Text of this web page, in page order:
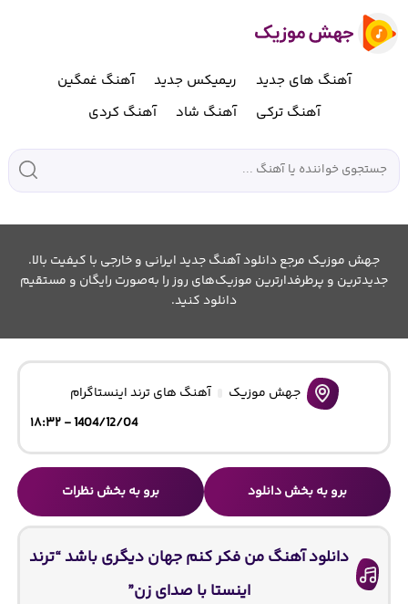
آهنگ های جدید ریمیکس جدید
آهنگ غمگین
آهنگ ترکی
آهنگ شاد آهنگ کردی
جهش موزیک مرجع دانلود آهنگ جدید ایرانی و خارجی با کیفیت بالا.
جدیدترین و پرطرفدارترین موزیک‌های روز را به‌صورت رایگان و مستقیم
دانلود کنید.
جهش موزیک
آهنگ های ترند اینستاگرام
1404/12/04 - ۱۸:۳۲
برو به بخش دانلود برو به بخش نظرات
دانلود آهنگ من فکر کنم جهان دیگری باشد “ترند
اینستا با صدای زن”